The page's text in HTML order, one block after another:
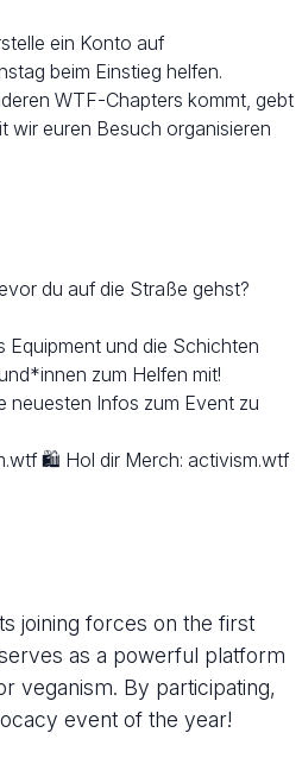
ein Konto auf
beim Einstieg helfen.
WTF-Chapters kommt, gebt
wir euren Besuch organisieren
du auf die Straße gehst?
Equipment und die Schichten
zum Helfen mit!
neuesten Infos zum Event zu
🛍️ Hol dir Merch: activism.wtf
joining forces on the first
as a powerful platform
veganism. By participating,
event of the year!